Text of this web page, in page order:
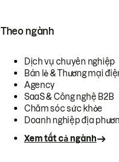
Theo ngành
Dịch vụ chuyên nghiệp
Bán lẻ & Thương mại
Agency
SaaS & Công nghệ B2B
Chăm sóc sức khỏe
Doanh nghiệp địa
Xem tất cả ngành